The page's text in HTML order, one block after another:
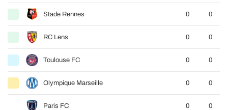
Stade Rennes 0 0
RC Lens 0 0
Toulouse FC 0 0
Olympique Marseille 0 0
Paris FC 0 0